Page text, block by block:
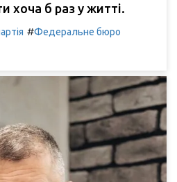
хоча б раз у житті.
#Федеральне бюро